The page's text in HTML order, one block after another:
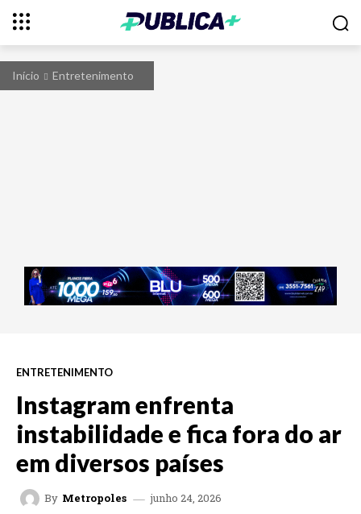
Início Entretenimento
ENTRETENIMENTO
Instagram enfrenta
instabilidade e fica fora do ar
em diversos países
By Metropoles junho 24, 2026